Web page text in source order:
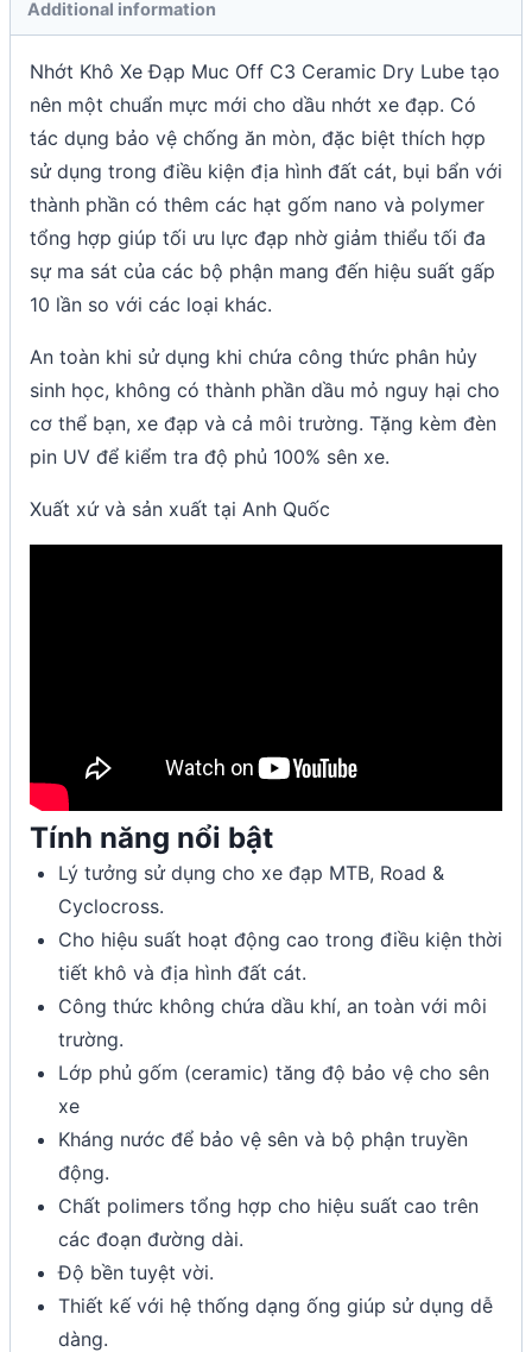
Additional information
Nhớt Khô Xe Đạp Muc Off C3 Ceramic Dry Lube tạo
nên một chuẩn mực mới cho dầu nhớt xe đạp. Có
tác dụng bảo vệ chống ăn mòn, đặc biệt thích hợp
sử dụng trong điều kiện địa hình đất cát, bụi bẩn với
thành phần có thêm các hạt gốm nano và polymer
tổng hợp giúp tối ưu lực đạp nhờ giảm thiểu tối đa
sự ma sát của các bộ phận mang đến hiệu suất gấp
10 lần so với các loại khác.
An toàn khi sử dụng khi chứa công thức phân hủy
sinh học, không có thành phần dầu mỏ nguy hại cho
cơ thể bạn, xe đạp và cả môi trường. Tặng kèm đèn
pin UV để kiểm tra độ phủ 100% sên xe.
Xuất xứ và sản xuất tại Anh Quốc
Tính năng nổi bật
Lý tưởng sử dụng cho xe đạp MTB, Road &
Cyclocross.
Cho hiệu suất hoạt động cao trong điều kiện thời
tiết khô và địa hình đất cát.
Công thức không chứa dầu khí, an toàn với môi
trường.
Lớp phủ gốm (ceramic) tăng độ bảo vệ cho sên
xe
Kháng nước để bảo vệ sên và bộ phận truyền
động.
Chất polimers tổng hợp cho hiệu suất cao trên
các đoạn đường dài.
Độ bền tuyệt vời.
Thiết kế với hệ thống dạng ống giúp sử dụng dễ
dàng.